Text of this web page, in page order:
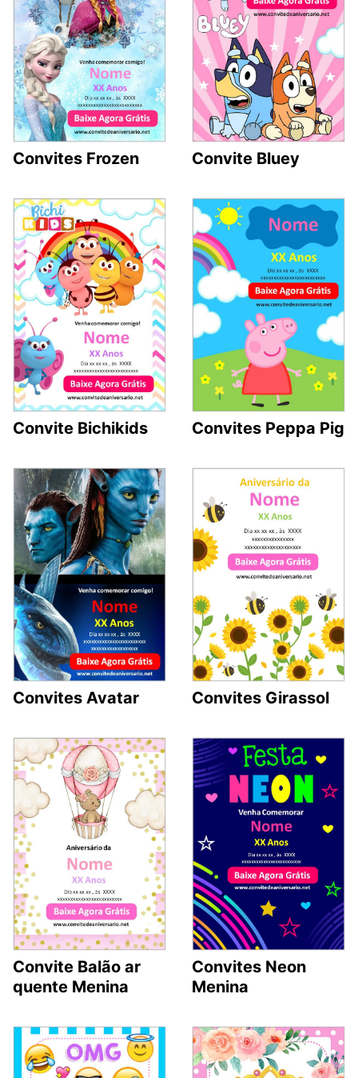
Convites Frozen Convite Bluey
Convite Bichikids Convites Peppa Pig
Convites Avatar Convites Girassol
Convite Balão ar
quente Menina
Convites Neon
Menina